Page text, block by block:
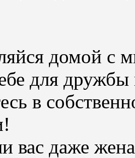
домой с
для
в
вас даже